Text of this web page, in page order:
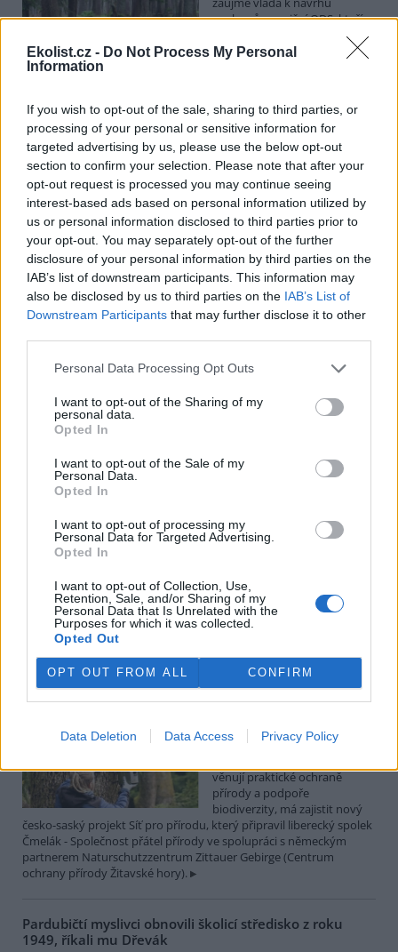
Ekolist.cz - Do Not Process My Personal
Information
If you wish to opt-out of the sale, sharing to third parties, or
processing of your personal or sensitive information for
targeted advertising by us, please use the below opt-out
section to confirm your selection. Please note that after your
opt-out request is processed you may continue seeing
interest-based ads based on personal information utilized by
us or personal information disclosed to third parties prior to
your opt-out. You may separately opt-out of the further
disclosure of your personal information by third parties on the
IAB’s list of downstream participants. This information may
also be disclosed by us to third parties on the IAB’s List of
Downstream Participants that may further disclose it to other
Personal Data Processing Opt Outs
I want to opt-out of the Sharing of my
personal data.
Opted In
I want to opt-out of the Sale of my
Personal Data.
Opted In
I want to opt-out of processing my
Personal Data for Targeted Advertising.
Opted In
I want to opt-out of Collection, Use,
Retention, Sale, and/or Sharing of my
Personal Data that Is Unrelated with the
Purposes for which it was collected.
Opted Out
OPT OUT FROM ALL CONFIRM
Data Deletion Data Access Privacy Policy
poslanců opoziční ODS, kteří
zástupců obcí a krajů v radách
národních parků. Vyplývá to z předkládací zprávy na vládním
lhůtě nedodalo. Kabinet se má novelou zabývat v pondělí. Jeho
postoj bude doporučením pro Sněmovnu, v níž má vládní koalice
většinu.
Na Hádecké planince u Brna obnovují ochránci
původní step, vrátí se tam i pastva
26.7.2026 17:25 | BRNO (
Zarostlou část Hádecké
planinky u Brna chtějí ochránci
vrátit do stavu ze 30. let
minulého století. V oblasti
obnovují původní step a
mizející druhy rostlin a živočichů, jako jsou vzácné orchideje či
motýl jasoň dymnivkový. ČTK to řekl Vilém Jurek z organizace
Rezekvítek, která se o oblast stará. Národní přírodní rezervace
Hádecká planinka je součástí chráněné krajinné oblasti Moravský
kras, má rozlohu kolem 80 hektarů.
I po 100 letech je cihlová kanalizace v centru Pardubic
v dobrém stavu
26.7.2026 16:24 | PARDUBICE (
Historická cihlová kanalizace v
centru Pardubic je i po více než
technickém stavu. Podle
vodáren k tomu přispívá
vejčitý profil stok, který zlepšuje jejich samočištění a umožňuje
odvádět víc vody při přívalových deštích. ČTK to řekl mistr provozu
pardubických vodáren Erik Jandera.
Organizace v Česku a Německu chtějí víc
spolupracovat při ochraně přírody
26.7.2026 16:22 | LIBEREC ( ČTK )
Větší spolupráci organizací,
věnují praktické ochraně
přírody a podpoře
biodiverzity, má zajistit nový
česko-saský projekt Síť pro přírodu, který připravil liberecký spolek
Čmelák - Společnost přátel přírody ve spolupráci s německým
partnerem Naturschutzzentrum Zittauer Gebirge (Centrum
ochrany přírody Žitavské hory).
Pardubičtí myslivci obnovili školicí středisko z roku
1949, říkali mu Dřevák